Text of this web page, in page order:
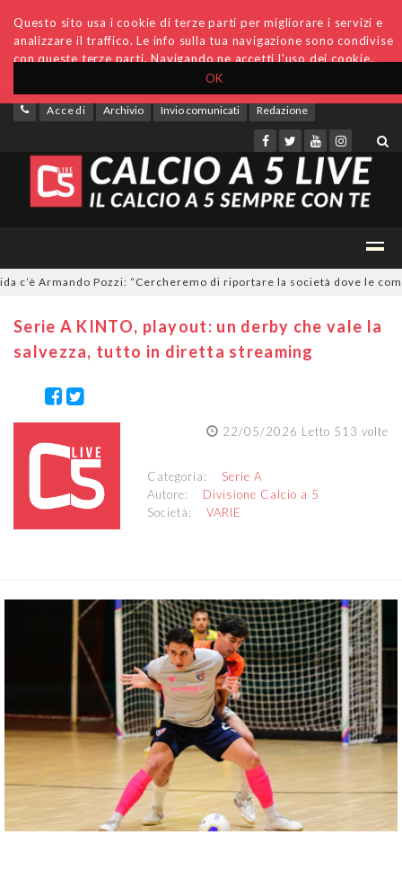
OK
Questo sito usa i cookie di terze parti per migliorare i servizi e
analizzare il traffico. Le info sulla tua navigazione sono condivise
con queste terze parti. Navigando ne accetti l'uso dei cookie.
Accedi Archivio Invio comunicati Redazione
Armando Pozzi: “Cercheremo di riportare la società dove le
Serie A KINTO, playout: un derby che vale la
salvezza, tutto in diretta streaming
22/05/2026 Letto 513 volte
Categoria: Serie A
Autore: Divisione Calcio a 5
Società:VARIE